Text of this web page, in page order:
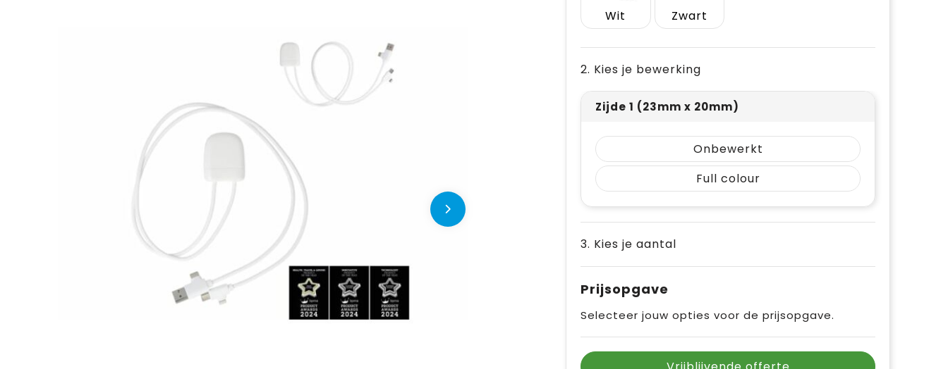
Wit Zwart
2. Kies je bewerking
Zijde 1 (23mm x 20mm)
Onbewerkt
Full colour
3. Kies je aantal
Prijsopgave
Selecteer jouw opties voor de prijsopgave.